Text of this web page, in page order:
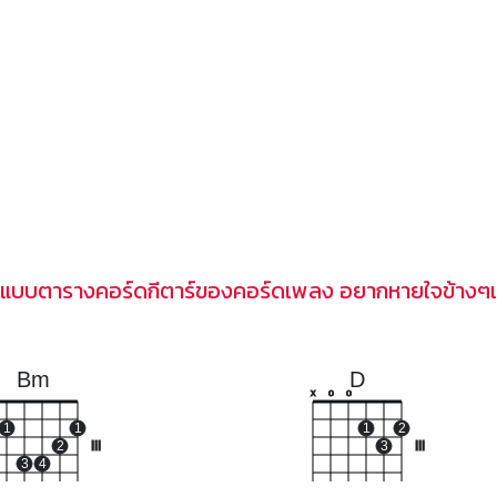
บบตารางคอร์ดกีตาร์ของคอร์ดเพลง อยากหายใจข้างๆ
Bm
1
3 4
2
1
D
x o o
1
3
2